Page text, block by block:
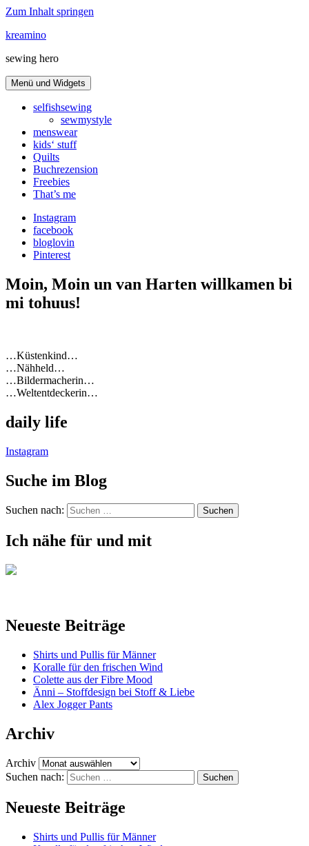
Zum Inhalt springen
kreamino
sewing hero
Menü und Widgets
selfishsewing
sewmystyle
menswear
kids‘ stuff
Quilts
Buchrezension
Freebies
That’s me
Instagram
facebook
bloglovin
Pinterest
Moin, Moin un van Harten willkamen bi
mi tohuus!
…Küstenkind…
…Nähheld…
…Bildermacherin…
…Weltentdeckerin…
daily life
Instagram
Suche im Blog
Suchen nach:
Ich nähe für und mit
Neueste Beiträge
Shirts und Pullis für Männer
Koralle für den frischen Wind
Colette aus der Fibre Mood
Änni – Stoffdesign bei Stoff & Liebe
Alex Jogger Pants
Archiv
Archiv
Suchen nach:
Neueste Beiträge
Shirts und Pullis für Männer